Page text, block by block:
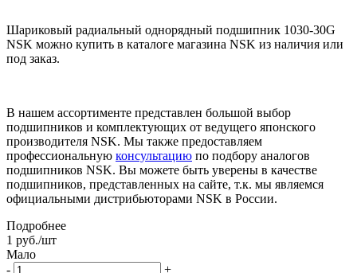
Шариковый радиальный однорядный подшипник 1030-30G
NSK можно купить в каталоге магазина NSK из наличия или
под заказ.
В нашем ассортименте представлен большой выбор
подшипников и комплектующих от ведущего японского
производителя NSK. Мы также предоставляем
профессиональную консультацию по подбору аналогов
подшипников NSK. Вы можете быть уверены в качестве
подшипников, представленных на сайте, т.к. мы являемся
официальными дистрибьюторами NSK в России.
Подробнее
1 руб./шт
Мало
-
+